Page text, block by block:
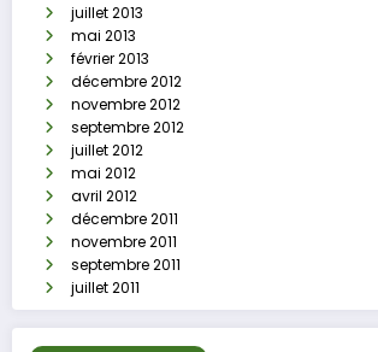
juillet 2013
mai 2013
février 2013
décembre 2012
novembre 2012
septembre 2012
juillet 2012
mai 2012
avril 2012
décembre 2011
novembre 2011
septembre 2011
juillet 2011